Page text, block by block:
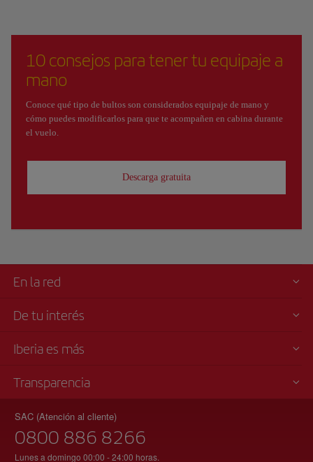
10 consejos para tener tu equipaje a
mano
Conoce qué tipo de bultos son considerados equipaje de mano y
cómo puedes modificarlos para que te acompañen en cabina durante
el vuelo.
Descarga gratuita
En la red
De tu interés
Iberia es más
Transparencia
SAC (Atención al cliente)
0800 886 8266
Lunes a domingo 00:00 - 24:00 horas.